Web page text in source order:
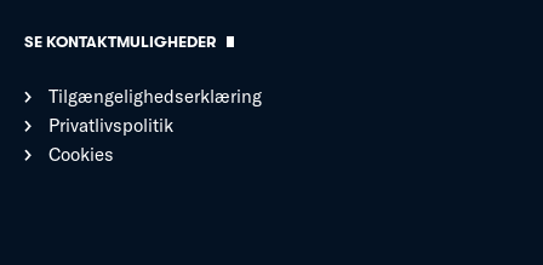
SE KONTAKTMULIGHEDER
Tilgængelighedserklæring
Privatlivspolitik
Cookies